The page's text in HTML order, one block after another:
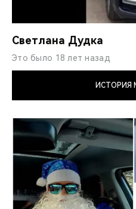
Светлана Дудка
Это было 18 лет назад
ИСТОРИЯ